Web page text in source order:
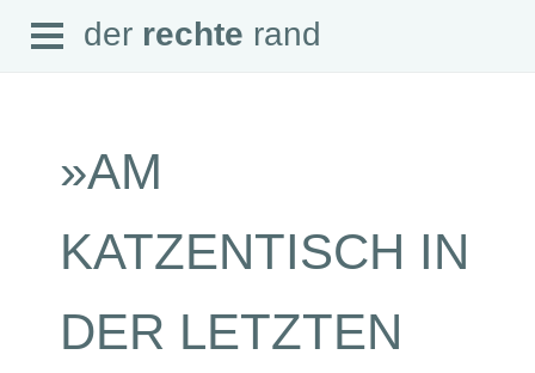
der rechte rand
SEITEN
Home
Suche
Open
Menu
der rechte rand
»AM
KATZENTISCH IN
DER LETZTEN